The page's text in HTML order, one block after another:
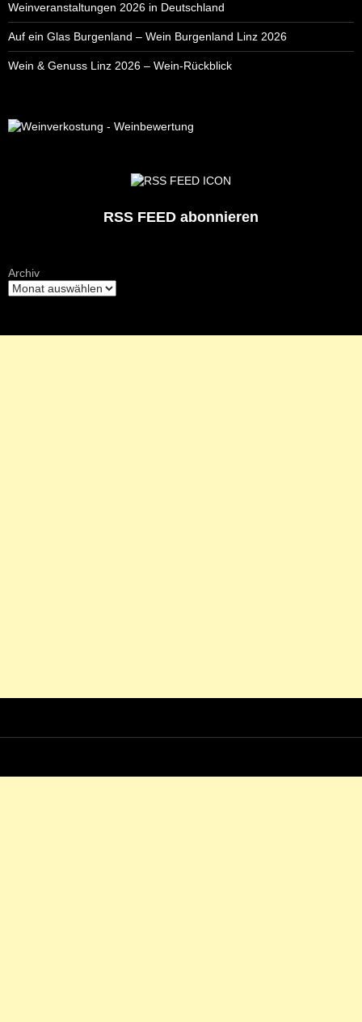
Weinveranstaltungen 2026 in Deutschland
Auf ein Glas Burgenland – Wein Burgenland Linz 2026
Wein & Genuss Linz 2026 – Wein-Rückblick
RSS FEED abonnieren
Archiv